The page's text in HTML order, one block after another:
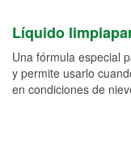
Líquido
Una fórmula especial
y permite usarlo
en condiciones de